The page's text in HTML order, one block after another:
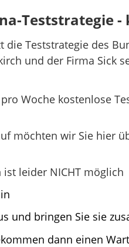
Teststrategie -
die Teststrategie des
und der Firma Sick
Woche kostenlose
möchten wir Sie hier
ist leider NICHT möglich
und bringen Sie sie
dann einen